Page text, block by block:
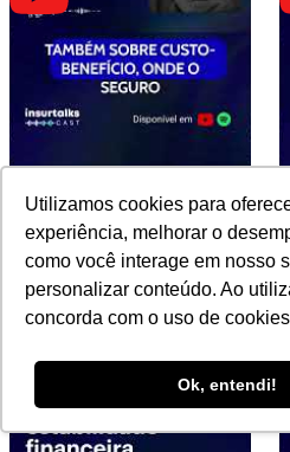
Utilizamos cookies para
experiência, melhorar o
como você interage em nosso
personalizar conteúdo. Ao
concorda com o uso de
Ok, entendi!
Por que apenas 17% dos
brasileiros têm seguro?